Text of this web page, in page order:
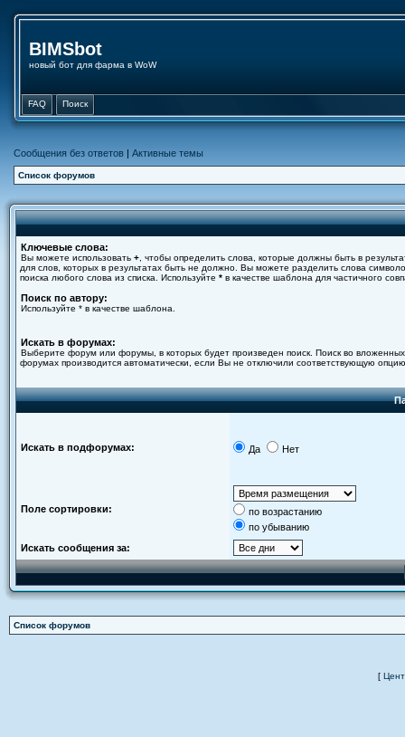
BIMSbot
новый бот для фарма в WoW
FAQ Поиск
Сообщения без ответов | Активные темы
Список форумов
Ключевые слова:
Вы можете использовать + , чтобы определить слова, которые должны быть в
для слов, которых в результатах быть не должно. Вы можете разделить слова
поиска любого слова из списка. Используйте * в качестве шаблона для частичного
Поиск по автору:
Используйте * в качестве шаблона.
Искать в форумах:
Выберите форум или форумы, в которых будет произведен поиск. Поиск во вложенных
форумах производится автоматически, если Вы не отключили соответствующую
Искать в подфорумах: Да Нет
Поле сортировки:
по возрастанию
по убыванию
Искать сообщения за:
Список форумов
[